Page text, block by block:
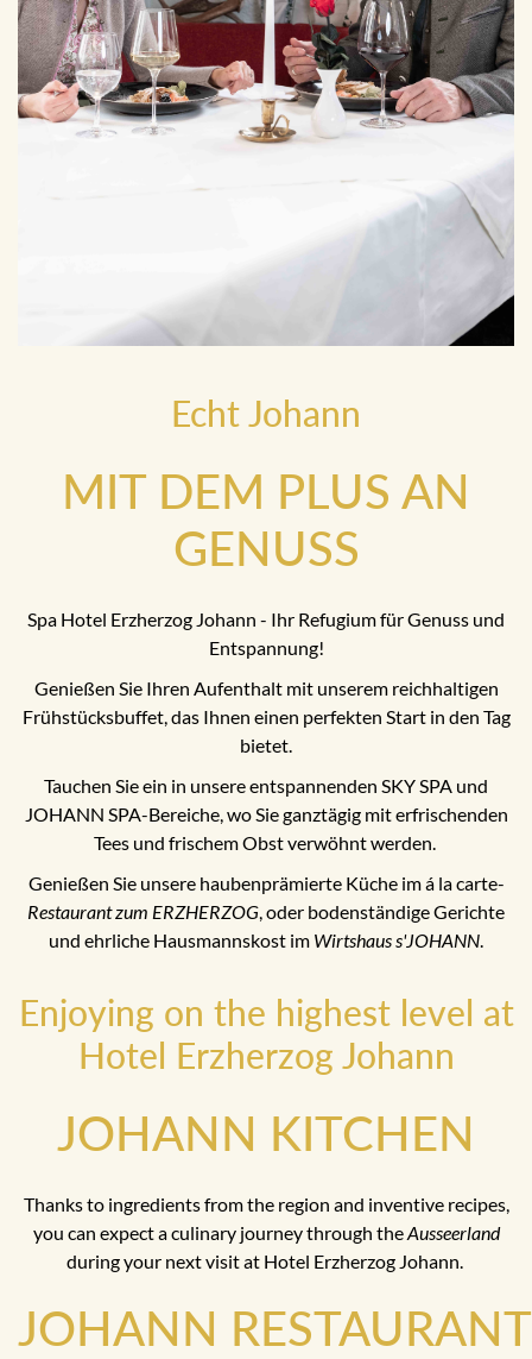
Echt Johann
MIT DEM PLUS AN
GENUSS
Spa Hotel Erzherzog Johann - Ihr Refugium für Genuss und
Entspannung!
Genießen Sie Ihren Aufenthalt mit unserem reichhaltigen
Frühstücksbuffet, das Ihnen einen perfekten Start in den Tag
bietet.
Tauchen Sie ein in unsere entspannenden SKY SPA und
JOHANN SPA-Bereiche, wo Sie ganztägig mit erfrischenden
Tees und frischem Obst verwöhnt werden.
Genießen Sie unsere haubenprämierte Küche im á la carte-
Restaurant zum ERZHERZOG, oder bodenständige Gerichte
und ehrliche Hausmannskost im Wirtshaus s'JOHANN.
Enjoying on the highest level at
Hotel Erzherzog Johann
JOHANN KITCHEN
Thanks to ingredients from the region and inventive recipes,
you can expect a culinary journey through theAusseerland
during your next visit at Hotel Erzherzog Johann.
JOHANN RESTAURANT